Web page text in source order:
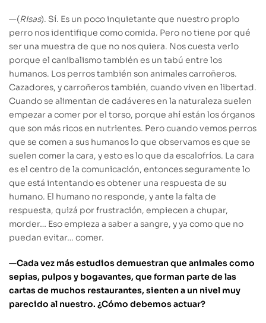
—(Risas). Sí. Es un poco inquietante que nuestro propio
perro nos identifique como comida. Pero no tiene por qué
ser una muestra de que no nos quiera. Nos cuesta verlo
porque el canibalismo también es un tabú entre los
humanos. Los perros también son animales carroñeros.
Cazadores, y carroñeros también, cuando viven en libertad.
Cuando se alimentan de cadáveres en la naturaleza suelen
empezar a comer por el torso, porque ahí están los órganos
que son más ricos en nutrientes. Pero cuando vemos perros
que se comen a sus humanos lo que observamos es que se
suelen comer la cara, y esto es lo que da escalofríos. La cara
es el centro de la comunicación, entonces seguramente lo
que está intentando es obtener una respuesta de su
humano. El humano no responde, y ante la falta de
respuesta, quizá por frustración, empiecen a chupar,
morder… Eso empieza a saber a sangre, y ya como que no
puedan evitar… comer.
—Cada vez más estudios demuestran que animales como
sepias, pulpos y bogavantes, que forman parte de las
cartas de muchos restaurantes, sienten a un nivel muy
parecido al nuestro. ¿Cómo debemos actuar?